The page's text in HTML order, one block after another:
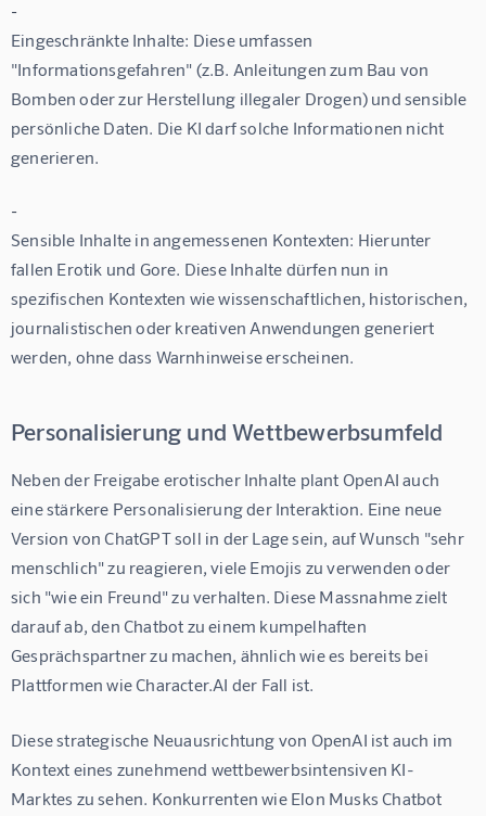
-
Eingeschränkte Inhalte: Diese umfassen
"Informationsgefahren" (z.B. Anleitungen zum Bau von
Bomben oder zur Herstellung illegaler Drogen) und sensible
persönliche Daten. Die KI darf solche Informationen nicht
generieren.
-
Sensible Inhalte in angemessenen Kontexten: Hierunter
fallen Erotik und Gore. Diese Inhalte dürfen nun in
spezifischen Kontexten wie wissenschaftlichen, historischen,
journalistischen oder kreativen Anwendungen generiert
werden, ohne dass Warnhinweise erscheinen.
Personalisierung und Wettbewerbsumfeld
Neben der Freigabe erotischer Inhalte plant OpenAI auch
eine stärkere Personalisierung der Interaktion. Eine neue
Version von ChatGPT soll in der Lage sein, auf Wunsch "sehr
menschlich" zu reagieren, viele Emojis zu verwenden oder
sich "wie ein Freund" zu verhalten. Diese Massnahme zielt
darauf ab, den Chatbot zu einem kumpelhaften
Gesprächspartner zu machen, ähnlich wie es bereits bei
Plattformen wie Character.AI der Fall ist.
Diese strategische Neuausrichtung von OpenAI ist auch im
Kontext eines zunehmend wettbewerbsintensiven KI-
Marktes zu sehen. Konkurrenten wie Elon Musks Chatbot